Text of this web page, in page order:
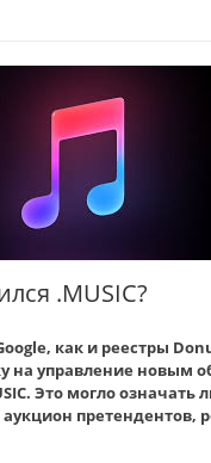
.MUSIC?
как и реестры
на управление
Это могло означать
аукцион